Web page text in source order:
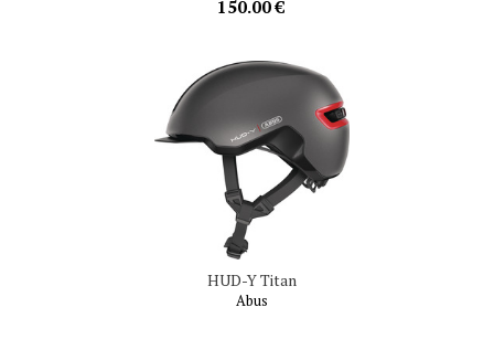
150.00 €
HUD-Y Titan
Abus